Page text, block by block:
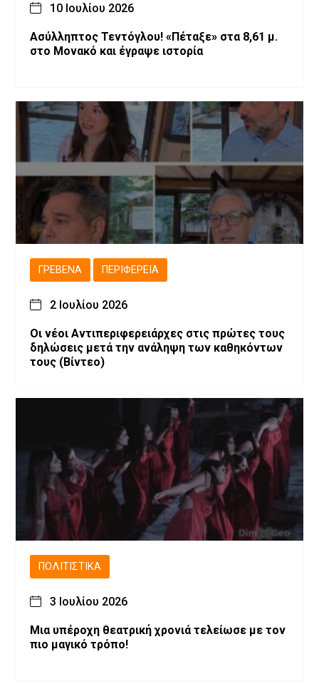
10 Ιουλίου 2026
Ασύλληπτος Τεντόγλου! «Πέταξε» στα 8,61 μ.
στο Μονακό και έγραψε ιστορία
ΓΡΕΒΕΝΆ ΠΕΡΙΦΈΡΕΙΑ
2 Ιουλίου 2026
Οι νέοι Αντιπεριφερειάρχες στις πρώτες τους
δηλώσεις μετά την ανάληψη των καθηκόντων
τους (Βίντεο)
ΠΟΛΙΤΙΣΤΙΚΆ
3 Ιουλίου 2026
Μια υπέροχη θεατρική χρονιά τελείωσε με τον
πιο μαγικό τρόπο!